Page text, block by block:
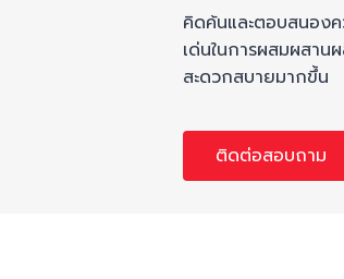
คิดค้นและตอบสนอง
เด่นในการผสมผสา
สะดวกสบายมากขึ้น
ติดต่อสอบถาม